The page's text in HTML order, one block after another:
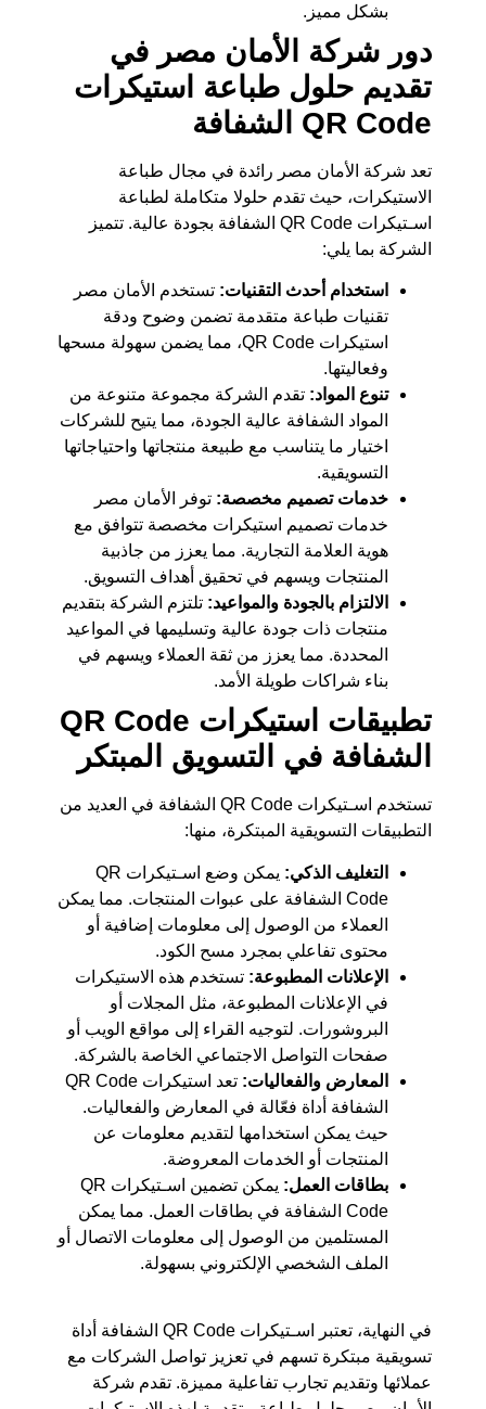
بشكل مميز.
دور شركة الأمان مصر في
تقديم حلول طباعة استيكرات
QR Code الشفافة
تعد شركة الأمان مصر رائدة في مجال طباعة
الاستيكرات، حيث تقدم حلولا متكاملة لطباعة
اسـتيكرات QR Code الشفافة بجودة عالية. تتميز
الشركة بما يلي:
استخدام أحدث التقنيات: تستخدم الأمان مصر
تقنيات طباعة متقدمة تضمن وضوح ودقة
استيكرات QR Code، مما يضمن سهولة مسحها
وفعاليتها.
تنوع المواد: تقدم الشركة مجموعة متنوعة من
المواد الشفافة عالية الجودة، مما يتيح للشركات
اختيار ما يتناسب مع طبيعة منتجاتها واحتياجاتها
التسويقية.
خدمات تصميم مخصصة: توفر الأمان مصر
خدمات تصميم استيكرات مخصصة تتوافق مع
هوية العلامة التجارية. مما يعزز من جاذبية
المنتجات ويسهم في تحقيق أهداف التسويق.
الالتزام بالجودة والمواعيد: تلتزم الشركة بتقديم
منتجات ذات جودة عالية وتسليمها في المواعيد
المحددة. مما يعزز من ثقة العملاء ويسهم في
بناء شراكات طويلة الأمد.
تطبيقات استيكرات QR Code
الشفافة في التسويق المبتكر
تستخدم اسـتيكرات QR Code الشفافة في العديد من
التطبيقات التسويقية المبتكرة، منها:
التغليف الذكي:
يمكن وضع اسـتيكرات QR
Code الشفافة على عبوات المنتجات. مما يمكن
العملاء من الوصول إلى معلومات إضافية أو
محتوى تفاعلي بمجرد مسح الكود.
الإعلانات المطبوعة: تستخدم هذه الاستيكرات
في الإعلانات المطبوعة، مثل المجلات أو
البروشورات. لتوجيه القراء إلى مواقع الويب أو
صفحات التواصل الاجتماعي الخاصة بالشركة.
المعارض والفعاليات:
تعد استيكرات QR Code
الشفافة أداة فعّالة في المعارض والفعاليات.
حيث يمكن استخدامها لتقديم معلومات عن
المنتجات أو الخدمات المعروضة.
بطاقات العمل:
يمكن تضمين اسـتيكرات QR
Code الشفافة في بطاقات العمل. مما يمكن
المستلمين من الوصول إلى معلومات الاتصال أو
الملف الشخصي الإلكتروني بسهولة.
في النهاية، تعتبر اسـتيكرات QR Code الشفافة أداة
تسويقية مبتكرة تسهم في تعزيز تواصل الشركات مع
عملائها وتقديم تجارب تفاعلية مميزة. تقدم شركة